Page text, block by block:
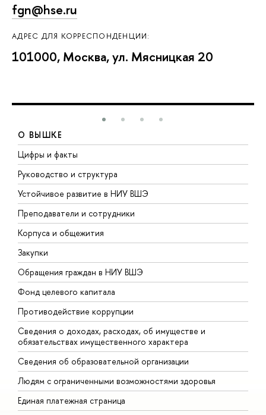
fgn@hse.ru
АДРЕС ДЛЯ КОРРЕСПОНДЕНЦИИ:
101000, Москва, ул. Мясницкая 20
О ВЫШКЕ
Цифры и факты
Руководство и структура
Устойчивое развитие в НИУ ВШЭ
Преподаватели и сотрудники
Корпуса и общежития
Закупки
Обращения граждан в НИУ ВШЭ
Фонд целевого капитала
Противодействие коррупции
Сведения о доходах, расходах, об имуществе и
обязательствах имущественного характера
Сведения об образовательной организации
Людям с ограниченными возможностями здоровья
Единая платежная страница